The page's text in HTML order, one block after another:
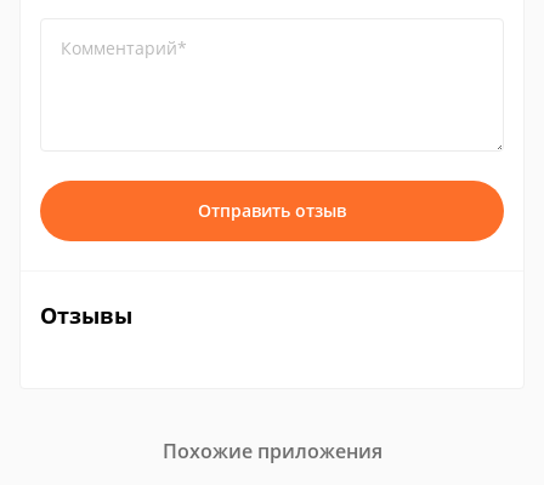
Комментарий*
Отправить отзыв
Отзывы
Похожие приложения